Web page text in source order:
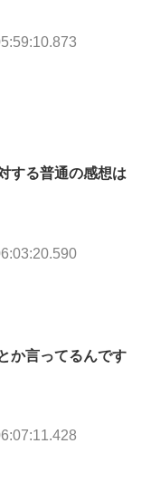
する普通の感想は
か言ってるんです